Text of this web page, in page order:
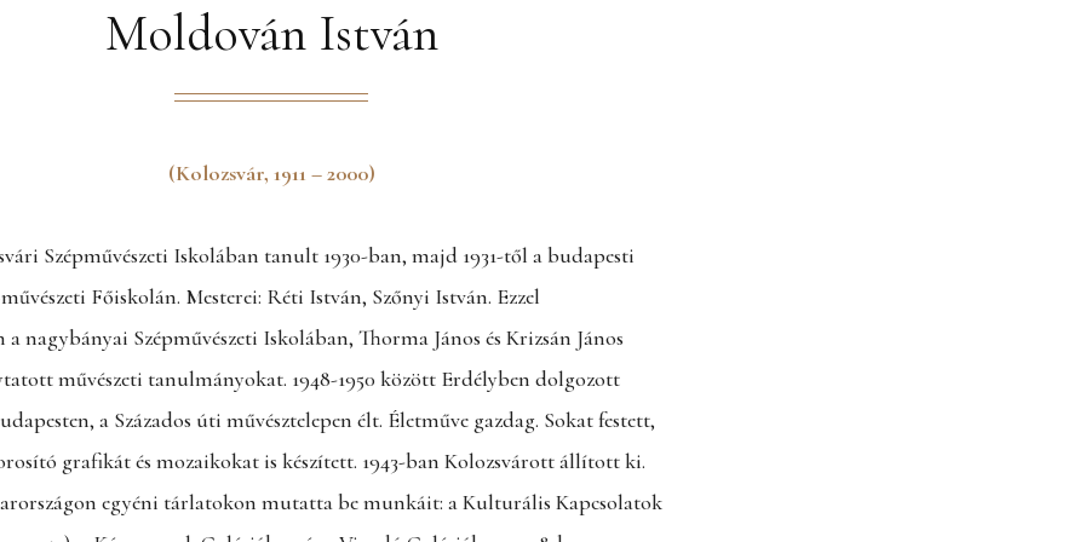
Moldován István
(Kolozsvár, 1911 – 2000)
Szépművészeti Iskolában tanult 1930-ban, majd 1931-től a budapesti
Főiskolán. Mesterei: Réti István, Szőnyi István. Ezzel
nagybányai Szépművészeti Iskolában, Thorma János és Krizsán János
művészeti tanulmányokat. 1948-1950 között Erdélyben dolgozott
a Százados úti művésztelepen élt. Életműve gazdag. Sokat festett,
grafikát és mozaikokat is készített. 1943-ban Kolozsvárott állított ki.
egyéni tárlatokon mutatta be munkáit: a Kulturális Kapcsolatok